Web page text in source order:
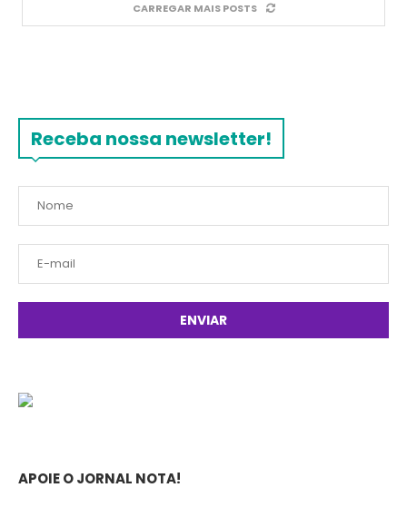
CARREGAR MAIS POSTS
Receba nossa newsletter!
APOIE O JORNAL NOTA!